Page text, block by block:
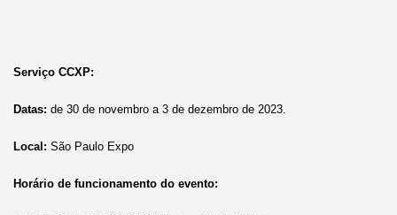
Serviço CCXP:
Datas: de 30 de novembro a 3 de dezembro de 2023.
Local: São Paulo Expo
Horário de funcionamento do evento: